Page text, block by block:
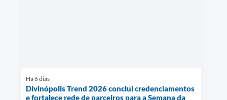
Há 6 dias
Divinópolis Trend 2026 conclui credenciamentos
e fortalece rede de parceiros para a Semana da